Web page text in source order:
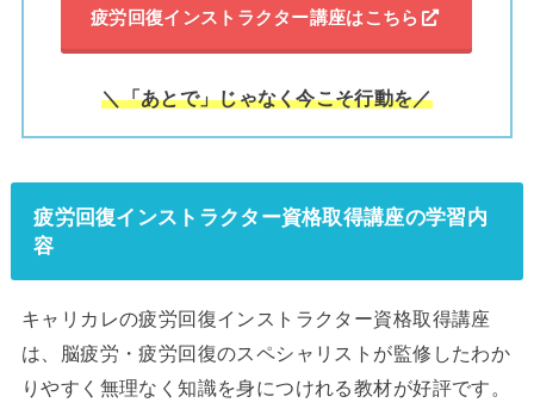
疲労回復インストラクター講座はこちら
＼「あとで」じゃなく今こそ行動を／
疲労回復インストラクター資格取得講座の学習内
容
キャリカレの疲労回復インストラクター資格取得講座
は、脳疲労・疲労回復のスペシャリストが監修したわか
りやすく無理なく知識を身につけれる教材が好評です。